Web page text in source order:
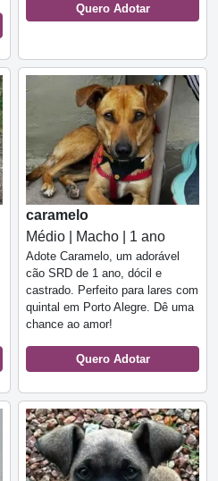
Quero Adotar
caramelo
Médio | Macho | 1 ano
Adote Caramelo, um adorável
cão SRD de 1 ano, dócil e
castrado. Perfeito para lares com
quintal em Porto Alegre. Dê uma
chance ao amor!
Quero Adotar